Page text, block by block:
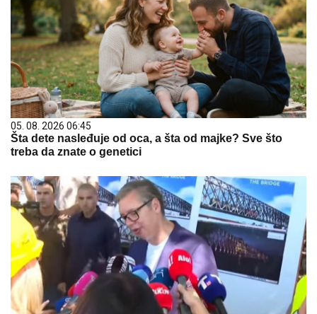
05. 08. 2026 06:45
Šta dete nasleđuje od oca, a šta od majke? Sve što
treba da znate o genetici